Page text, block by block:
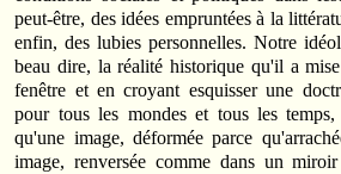
peut-être, des idées empruntées à la
enfin, des lubies personnelles. Notre
beau dire, la réalité historique qu'il a
fenêtre et en croyant esquisser une
pour tous les mondes et tous les
qu'une image, déformée parce
image, renversée comme dans un